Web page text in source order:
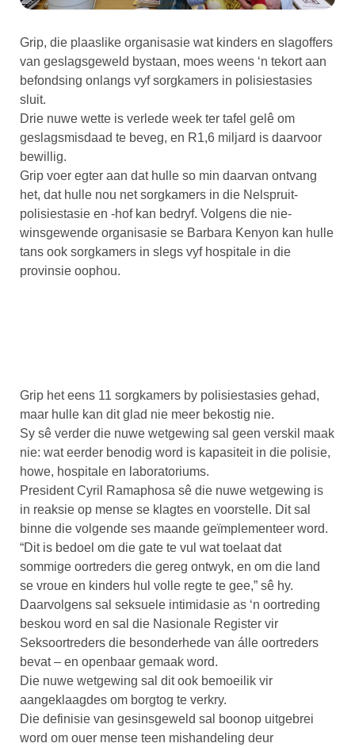
Grip, die plaaslike organisasie wat kinders en slagoffers
van geslagsgeweld bystaan, moes weens ‘n tekort aan
befondsing onlangs vyf sorgkamers in polisiestasies
sluit.
Drie nuwe wette is verlede week ter tafel gelê om
geslagsmisdaad te beveg, en R1,6 miljard is daarvoor
bewillig.
Grip voer egter aan dat hulle so min daarvan ontvang
het, dat hulle nou net sorgkamers in die Nelspruit-
polisiestasie en -hof kan bedryf. Volgens die nie-
winsgewende organisasie se Barbara Kenyon kan hulle
tans ook sorgkamers in slegs vyf hospitale in die
provinsie oophou.
Grip het eens 11 sorgkamers by polisiestasies gehad,
maar hulle kan dit glad nie meer bekostig nie.
Sy sê verder die nuwe wetgewing sal geen verskil maak
nie: wat eerder benodig word is kapasiteit in die polisie,
howe, hospitale en laboratoriums.
President Cyril Ramaphosa sê die nuwe wetgewing is
in reaksie op mense se klagtes en voorstelle. Dit sal
binne die volgende ses maande geïmplementeer word.
“Dit is bedoel om die gate te vul wat toelaat dat
sommige oortreders die gereg ontwyk, en om die land
se vroue en kinders hul volle regte te gee,” sê hy.
Daarvolgens sal seksuele intimidasie as ‘n oortreding
beskou word en sal die Nasionale Register vir
Seksoortreders die besonderhede van álle oortreders
bevat – en openbaar gemaak word.
Die nuwe wetgewing sal dit ook bemoeilik vir
aangeklaagdes om borgtog te verkry.
Die definisie van gesinsgeweld sal boonop uitgebrei
word om ouer mense teen mishandeling deur